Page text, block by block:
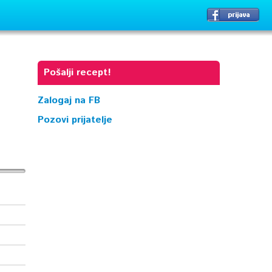
Pošalji recept!
Zalogaj na FB
Pozovi prijatelje